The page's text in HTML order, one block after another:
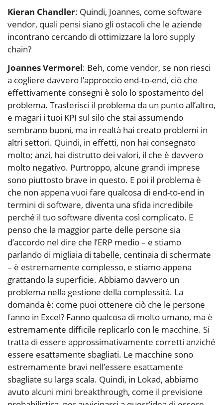
Kieran Chandler: Quindi, Joannes, come software
vendor, quali pensi siano gli ostacoli che le aziende
incontrano cercando di ottimizzare la loro supply
chain?
Joannes Vermorel: Beh, come vendor, se non riesci
a cogliere davvero l’approccio end-to-end, ciò che
effettivamente consegni è solo lo spostamento del
problema. Trasferisci il problema da un punto all’altro,
e magari i tuoi KPI sul silo che stai assumendo
sembrano buoni, ma in realtà hai creato problemi in
altri settori. Quindi, in effetti, non hai consegnato
molto; anzi, hai distrutto dei valori, il che è davvero
molto negativo. Purtroppo, alcune grandi imprese
sono piuttosto brave in questo. E poi il problema è
che non appena vuoi fare qualcosa di end-to-end in
termini di software, diventa una sfida incredibile
perché il tuo software diventa così complicato. E
penso che la maggior parte delle persone sia
d’accordo nel dire che l’ERP medio – e stiamo
parlando di migliaia di tabelle, centinaia di schermate
– è estremamente complesso, e stiamo appena
grattando la superficie. Abbiamo davvero un
problema nella gestione della complessità. La
domanda è: come puoi ottenere ciò che le persone
fanno in Excel? Fanno qualcosa di molto umano, ma è
estremamente difficile replicarlo con le macchine. Si
tratta di essere approssimativamente corretti anziché
essere esattamente sbagliati. Le macchine sono
estremamente bravi nell’essere esattamente
sbagliate su larga scala. Quindi, in Lokad, abbiamo
avuto alcuni mini breakthrough, come il previsione